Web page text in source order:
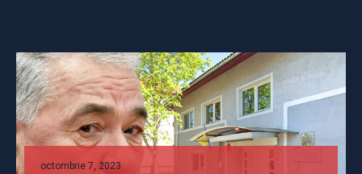
octombrie 7, 2023